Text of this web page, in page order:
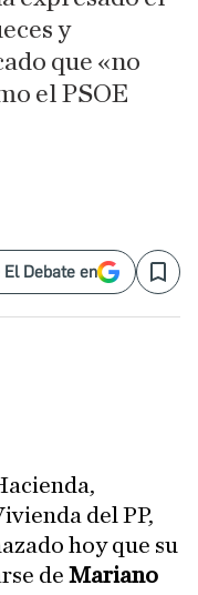
y
que «no
el PSOE
El Debate en Save
del PP,
hoy que su
de Mariano